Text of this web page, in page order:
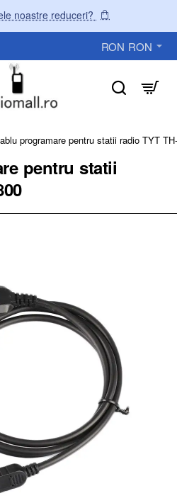
noastre reduceri?
RON RON
pentru statii
programare pentru statii radio TYT